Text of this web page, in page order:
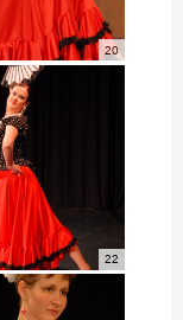
20
22